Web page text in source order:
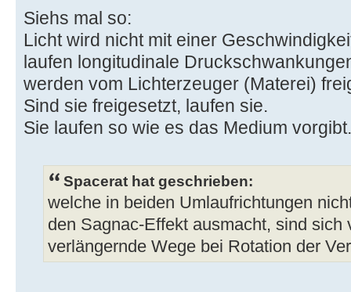
Siehs mal so:
Licht wird nicht mit einer
laufen longitudinale
werden vom Lichterzeuger (Materei)
Sind sie freigesetzt, laufen sie.
Sie laufen so wie es das Medium vorgibt.
Spacerat hat geschrieben:
welche in beiden Umlaufrichtungen
den Sagnac-Effekt ausmacht, sind sich
verlängernde Wege bei Rotation der